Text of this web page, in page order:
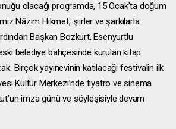
olacağı programda, 15 Ocak’ta doğum
Nâzım Hikmet, şiirler ve şarkılarla
Başkan Bozkurt, Esenyurtlu
belediye bahçesinde kurulan kitap
Birçok yayınevinin katılacağı festivalin ilk
Kültür Merkezi’nde tiyatro ve sinema
imza günü ve söyleşisiyle devam